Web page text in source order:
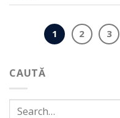
CAUTĂ
1 2 3